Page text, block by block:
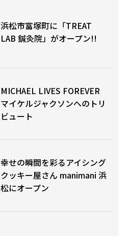
浜松市富塚町に「TREAT
LAB 鍼灸院」がオープン!!
MICHAEL LIVES FOREVER
マイケルジャクソンへのトリ
ビュート
幸せの瞬間を彩るアイシング
クッキー屋さん manimani 浜
松にオープン